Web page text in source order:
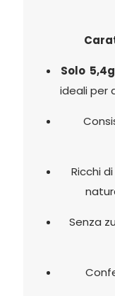
Solo
ideali per
Ricchi
Senza